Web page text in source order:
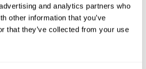
and analytics partners who
other information that you’ve
that they’ve collected from your use
、経験と環境
生物学的、化学的および物理的特性を変化させ
てきました。しかし、脳の機能と行動の変化は
されていきます。近年では、遺伝的レベルでそ